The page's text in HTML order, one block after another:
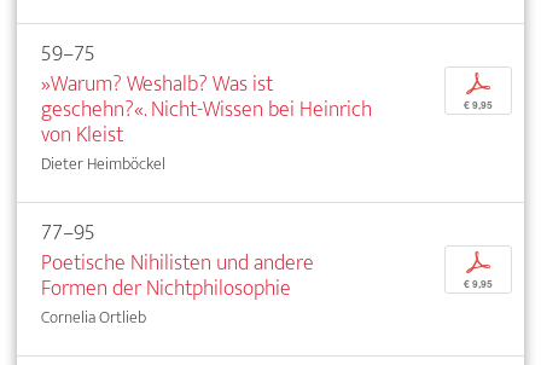
59–75
»Warum? Weshalb? Was ist
geschehn?«. Nicht-Wissen bei Heinrich
von Kleist
Dieter Heimböckel
p
€ 9,95
77–95
Poetische Nihilisten und andere
Formen der Nichtphilosophie
Cornelia Ortlieb
p
€ 9,95